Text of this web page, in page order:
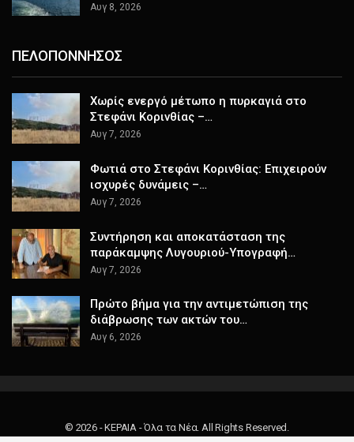
Αυγ 8, 2026
ΠΕΛΟΠΟΝΝΗΣΟΣ
Χωρίς ενεργό μέτωπο η πυρκαγιά στο
Στεφάνι Κορινθίας –…
Αυγ 7, 2026
Φωτιά στο Στεφάνι Κορινθίας: Επιχειρούν
ισχυρές δυνάμεις –…
Αυγ 7, 2026
Συντήρηση και αποκατάσταση της
παράκαμψης Λυγουριού-Υπογραφή…
Αυγ 7, 2026
Πρώτο βήμα για την αντιμετώπιση της
διάβρωσης των ακτών του…
Αυγ 6, 2026
© 2026 - ΚΕΡΑΙΑ - Όλα τα Νέα. All Rights Reserved.